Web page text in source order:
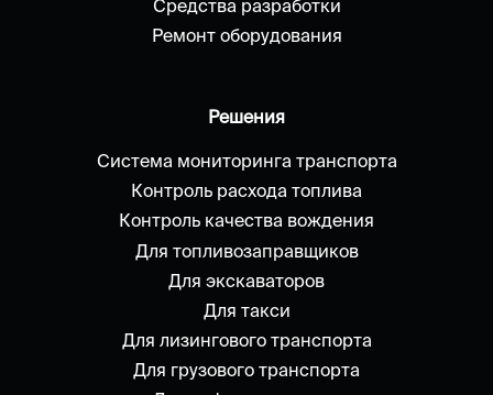
Средства разработки
Ремонт оборудования
Решения
Система мониторинга транспорта
Контроль расхода топлива
Контроль качества вождения
Для топливозаправщиков
Для экскаваторов
Для такси
Для лизингового транспорта
Для грузового транспорта